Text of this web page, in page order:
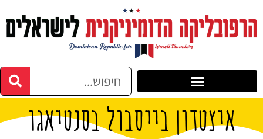
איצטדון בייסבול בסנטיאגו